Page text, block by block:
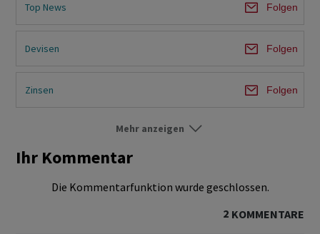
Top News Folgen
Devisen Folgen
Zinsen Folgen
Mehr anzeigen
Ihr Kommentar
Die Kommentarfunktion wurde geschlossen.
2 KOMMENTARE